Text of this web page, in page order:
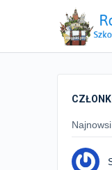
Najnowsi